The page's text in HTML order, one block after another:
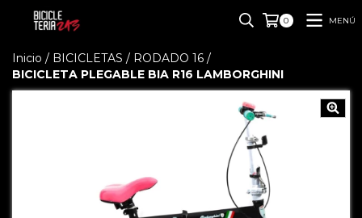
0 MENÚ
Inicio / BICICLETAS / RODADO 16 /
BICICLETA PLEGABLE BIA R16 LAMBORGHINI